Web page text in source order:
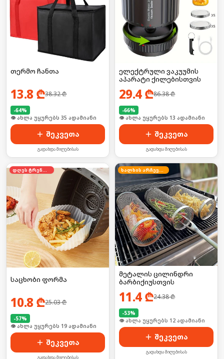
თერმო ჩანთა
13.8 ₾38.32₾
-64%
🛒 ბოლო 24სთ-ში იყიდა 53-მა
შეკვეთა
გადახდა მიღებისას
ელექტრული ვაკუუმის
აპარატი ქილებისთვის
29.4₾86.38₾
-66%
🛒 ბოლო 24სთ-ში იყიდა 19-მა
შეკვეთა
გადახდა მიღებისას
საცხობი ფორმა
10.8 ₾25.03₾
-57%
🛒 ბოლო 24სთ-ში იყიდა 31-მა
შეკვეთა
გადახდა მიღებისას
მეტალის ცილინდრი
ბარბიქიუსთვის
11.4₾24.38₾
-53%
🛒 ბოლო 24სთ-ში იყიდა 15-მა
შეკვეთა
გადახდა მიღებისას